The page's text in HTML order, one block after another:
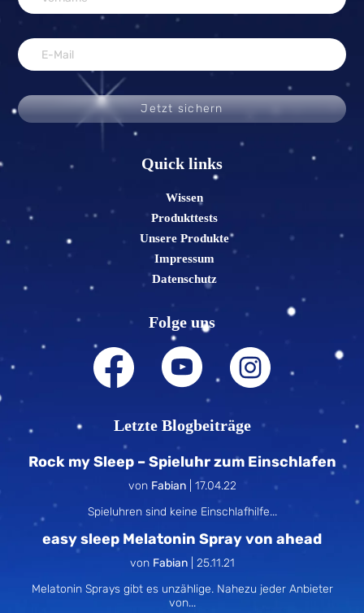
Jetzt sichern
Quick links
Wissen
Produkttests
Unsere Produkte
Impressum
Datenschutz
Folge uns
Letzte Blogbeiträge
Rock my Sleep – Spieluhr zum Einschlafen
von Fabian| 17.04.22
Spieluhren sind keine Einschlafhilfe...
easy sleep Melatonin Spray von ahead
von Fabian| 25.11.21
Melatonin Sprays gibt es unzählige. Nahezu jeder Anbieter
von...